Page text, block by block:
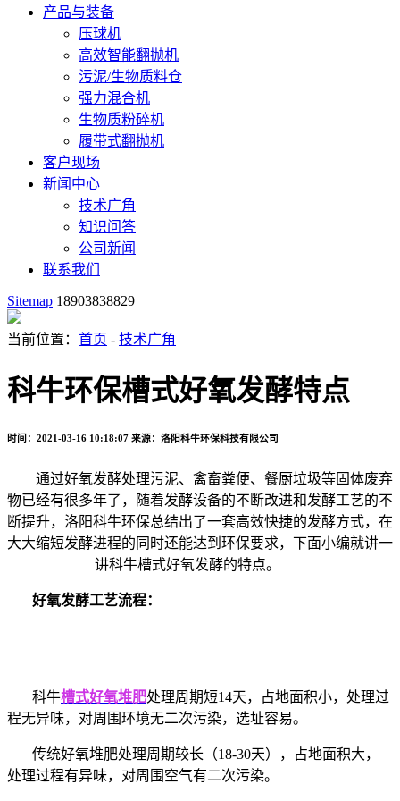
产品与装备
压球机
高效智能翻抛机
污泥/生物质料仓
强力混合机
生物质粉碎机
履带式翻抛机
客户现场
新闻中心
技术广角
知识问答
公司新闻
联系我们
Sitemap 18903838829
当前位置： 首页 - 技术广角
科牛环保槽式好氧发酵特点
时间：2021-03-16 10:18:07 来源：洛阳科牛环保科技有限公司
通过好氧发酵处理污泥、禽畜粪便、餐厨垃圾等固体废弃
物已经有很多年了，随着发酵设备的不断改进和发酵工艺的不
断提升，洛阳科牛环保总结出了一套高效快捷的发酵方式，在
大大缩短发酵进程的同时还能达到环保要求，下面小编就讲一
讲科牛槽式好氧发酵的特点。
好氧发酵工艺流程：
科牛槽式好氧堆肥处理周期短14天，占地面积小，处理过
程无异味，对周围环境无二次污染，选址容易。
传统好氧堆肥处理周期较长（18-30天），占地面积大，
处理过程有异味，对周围空气有二次污染。